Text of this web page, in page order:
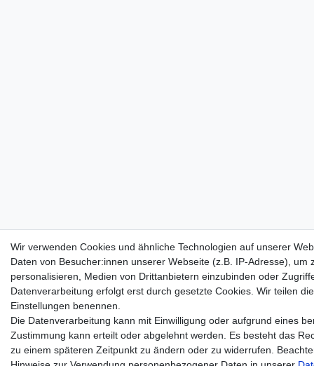
Wir verwenden Cookies und ähnliche Technologien auf unserer
Daten von Besucher:innen unserer Webseite (z.B. IP-Adresse), um
personalisieren, Medien von Drittanbietern einzubinden oder
Datenverarbeitung erfolgt erst durch gesetzte Cookies. Wir teilen
Einstellungen benennen.
Die Datenverarbeitung kann mit Einwilligung oder aufgrund eines
Zustimmung kann erteilt oder abgelehnt werden. Es besteht das
zu einem späteren Zeitpunkt zu ändern oder zu widerrufen.